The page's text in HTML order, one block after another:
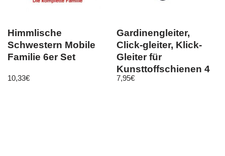
Himmlische
Schwestern Mobile
Familie 6er Set
10,33€
Gardinengleiter,
Click-gleiter, Klick-
Gleiter für
Kunsttoffschienen 4
mm HC91
7,95€